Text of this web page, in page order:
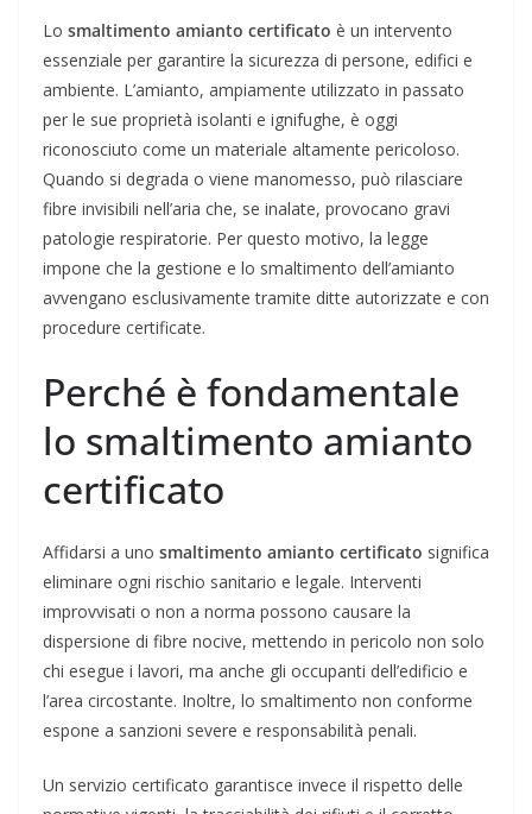
Lo smaltimento amianto certificato è un intervento
essenziale per garantire la sicurezza di persone, edifici e
ambiente. L’amianto, ampiamente utilizzato in passato
per le sue proprietà isolanti e ignifughe, è oggi
riconosciuto come un materiale altamente pericoloso.
Quando si degrada o viene manomesso, può rilasciare
fibre invisibili nell’aria che, se inalate, provocano gravi
patologie respiratorie. Per questo motivo, la legge
impone che la gestione e lo smaltimento dell’amianto
avvengano esclusivamente tramite ditte autorizzate e con
procedure certificate.
Perché è fondamentale
lo smaltimento amianto
certificato
Affidarsi a uno smaltimento amianto certificato significa
eliminare ogni rischio sanitario e legale. Interventi
improvvisati o non a norma possono causare la
dispersione di fibre nocive, mettendo in pericolo non solo
chi esegue i lavori, ma anche gli occupanti dell’edificio e
l’area circostante. Inoltre, lo smaltimento non conforme
espone a sanzioni severe e responsabilità penali.
Un servizio certificato garantisce invece il rispetto delle